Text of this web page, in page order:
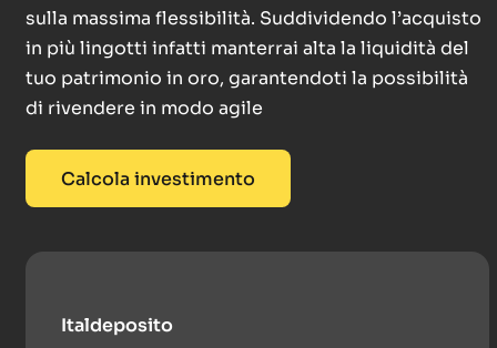
sulla massima flessibilità. Suddividendo l’acquisto
in più lingotti infatti manterrai alta la liquidità del
tuo patrimonio in oro, garantendoti la possibilità
di rivendere in modo agile
Calcola investimento
Italdeposito